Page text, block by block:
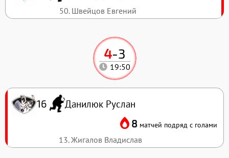
4-3
19:50
16 Данилюк Руслан
8 матчей подряд с голами
13. Жигалов Владислав
50. Швейцов Евгений